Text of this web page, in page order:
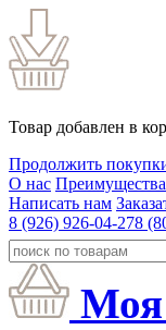
Товар добавлен в
Продолжить
О нас Преимущества
Написать нам
8 (926) 926-04-278
Моя